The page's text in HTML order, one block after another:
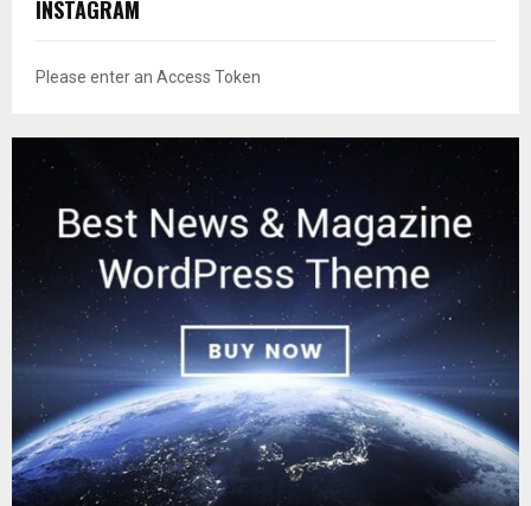
INSTAGRAM
Please enter an Access Token